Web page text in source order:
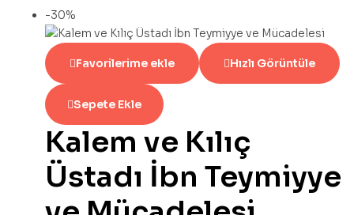
-30%
Favorilerime ekle Hızlı Görüntüle
Sepete Ekle
Kalem ve Kılıç
Üstadı İbn Teymiyye